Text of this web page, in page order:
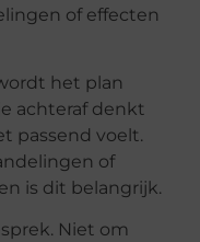
of effecten
het plan
achteraf denkt
passend voelt.
of
is dit belangrijk.
Niet om